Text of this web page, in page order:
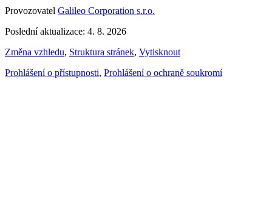
Provozovatel Galileo Corporation s.r.o.
Poslední aktualizace: 4. 8. 2026
Změna vzhledu, Struktura stránek, Vytisknout
Prohlášení o přístupnosti, Prohlášení o ochraně soukromí